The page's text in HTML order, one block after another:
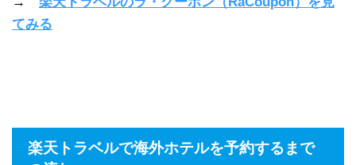
てみる
楽天トラベルで海外ホテルを予約するまで